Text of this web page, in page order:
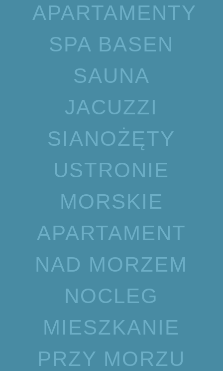
APARTAMENTY
SPA BASEN
SAUNA
JACUZZI
SIANOŻĘTY
USTRONIE
MORSKIE
APARTAMENT
NAD MORZEM
NOCLEG
MIESZKANIE
PRZY MORZU